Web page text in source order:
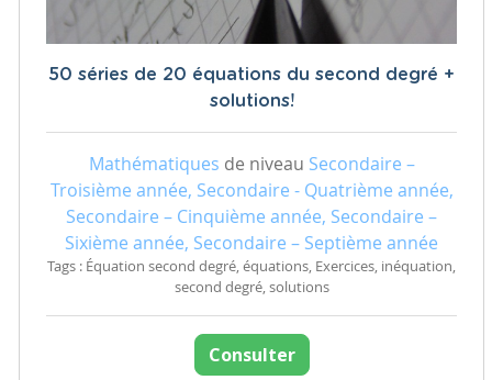
50 séries de 20 équations du second degré +
solutions!
Mathématiques de niveau Secondaire –
Troisième année, Secondaire - Quatrième année,
Secondaire – Cinquième année, Secondaire –
Sixième année, Secondaire – Septième année
Tags : Équation second degré, équations, Exercices, inéquation,
second degré, solutions
Consulter